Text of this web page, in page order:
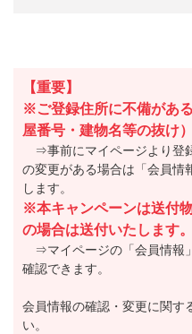
【重要】
※ご登録住所に不備があ
屋番号・建物名等の抜け
⇒事前にマイページより登
の変更がある場合は「会員情
します。
※本キャンペーンは送付
の場合は送付いたします。
⇒マイページの「会員情報
確認できます。
会員情報の確認・変更に関す
い。